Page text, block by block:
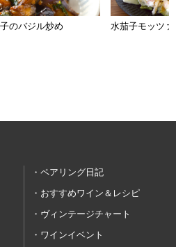
のバジル炒め 水茄子モッツァ
ペアリング日記
おすすめワイン＆レシピ
ヴィンテージチャート
ワインイベント